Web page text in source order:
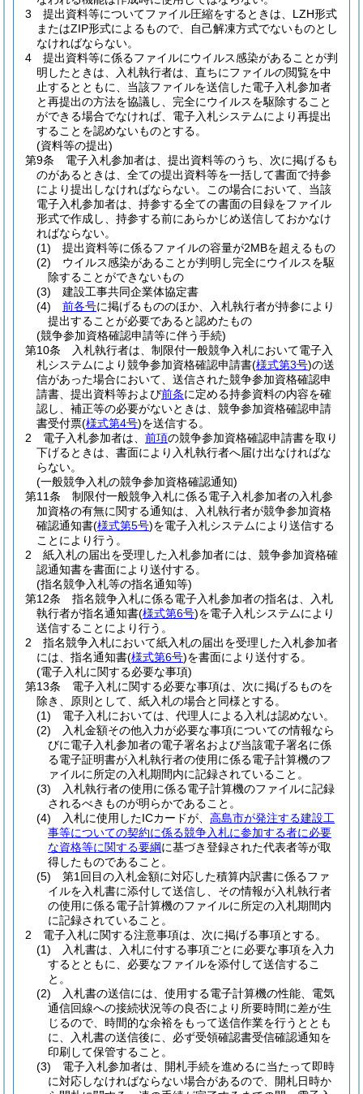
3
提出資料等についてファイル圧縮をするときは、LZH形式
またはZIP形式によるもので、自己解凍方式でないものとし
なければならない。
4
提出資料等に係るファイルにウイルス感染があることが判
明したときは、入札執行者は、直ちにファイルの閲覧を中
止するとともに、当該ファイルを送信した電子入札参加者
と再提出の方法を協議し、完全にウイルスを駆除すること
ができる場合でなければ、電子入札システムにより再提出
することを認めないものとする。
(資料等の提出)
第9条
電子入札参加者は、提出資料等のうち、次に掲げるも
のがあるときは、全ての提出資料等を一括して書面で持参
により提出しなければならない。
この場合において、当該
電子入札参加者は、持参する全ての書面の目録をファイル
形式で作成し、持参する前にあらかじめ送信しておかなけ
ればならない。
(1)
提出資料等に係るファイルの容量が2MBを超えるもの
(2)
ウイルス感染があることが判明し完全にウイルスを駆
除することができないもの
(3)
建設工事共同企業体協定書
(4)
前各号に掲げるもののほか、入札執行者が持参により
提出することが必要であると認めたもの
(競争参加資格確認申請等に伴う手続)
第10条
入札執行者は、制限付一般競争入札において電子入
札システムにより競争参加資格確認申請書(様式第3号)の送
信があった場合において、送信された競争参加資格確認申
請書、提出資料等および前条に定める持参資料の内容を確
認し、補正等の必要がないときは、競争参加資格確認申請
書受付票(様式第4号)を送信する。
2
電子入札参加者は、 前項の競争参加資格確認申請書を取り
下げるときは、書面により入札執行者へ届け出なければな
らない。
(一般競争入札の競争参加資格確認通知)
第11条
制限付一般競争入札に係る電子入札参加者の入札参
加資格の有無に関する通知は、入札執行者が競争参加資格
確認通知書(様式第5号)を電子入札システムにより送信する
ことにより行う。
2
紙入札の届出を受理した入札参加者には、競争参加資格確
認通知書を書面により送付する。
(指名競争入札等の指名通知等)
第12条
指名競争入札に係る電子入札参加者の指名は、入札
執行者が指名通知書(様式第6号)を電子入札システムにより
送信することにより行う。
2
指名競争入札において紙入札の届出を受理した入札参加者
には、指名通知書(様式第6号)を書面により送付する。
(電子入札に関する必要な事項)
第13条
電子入札に関する必要な事項は、次に掲げるものを
除き、原則として、紙入札の場合と同様とする。
(1)
電子入札においては、代理人による入札は認めない。
(2)
入札金額その他入力が必要な事項についての情報なら
びに電子入札参加者の電子署名および当該電子署名に係
る電子証明書が入札執行者の使用に係る電子計算機のフ
ァイルに所定の入札期間内に記録されていること。
(3)
入札執行者の使用に係る電子計算機のファイルに記録
されるべきものが明らかであること。
(4)
入札に使用したICカードが、 高島市が発注する建設工
事等についての契約に係る競争入札に参加する者に必要
な資格等に関する要綱に基づき登録された代表者等が取
得したものであること。
(5)
第1回目の入札金額に対応した積算内訳書に係るファ
イルを入札書に添付して送信し、その情報が入札執行者
の使用に係る電子計算機のファイルに所定の入札期間内
に記録されていること。
2
電子入札に関する注意事項は、次に掲げる事項とする。
(1)
入札書は、入札に付する事項ごとに必要な事項を入力
するとともに、必要なファイルを添付して送信するこ
と。
(2)
入札書の送信には、使用する電子計算機の性能、電気
通信回線への接続状況等の良否により所要時間に差が生
じるので、時間的な余裕をもって送信作業を行うととも
に、入札書の送信後に、必ず受領確認書受信確認通知を
印刷して保管すること。
(3)
電子入札参加者は、開札手続を進めるに当たって即時
に対応しなければならない場合があるので、開札日時か